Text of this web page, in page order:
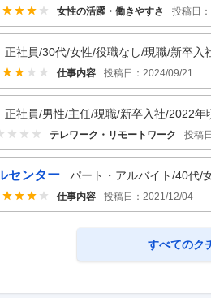
女性の活躍・働きやすさ 投稿日：
正社員/30代/女性/役職なし/現職/新卒入
仕事内容 投稿日： 2024/09/21
正社員/男性/主任/現職/新卒入社/2022年
テレワーク・リモートワーク 投稿
センター パート・アルバイト/40代/
仕事内容 投稿日： 2021/12/04
すべてのク